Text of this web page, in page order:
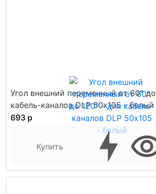
Угол внешний переменный от 60°
кабель-каналов DLP 50х105 - белый
693 р
Купить